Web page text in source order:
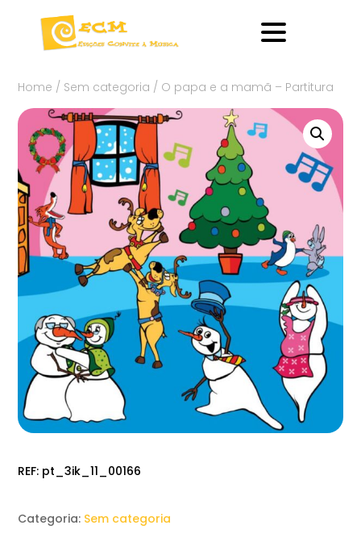
Home / Sem categoria / O papa e a mamã – Partitura
REF: pt_3ik_11_00166
Categoria: Sem categoria